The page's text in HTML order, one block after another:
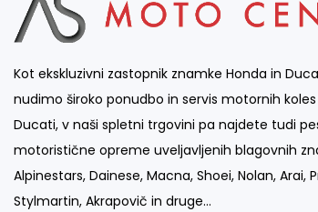
Kot ekskluzivni zastopnik znamke Honda in
nudimo široko ponudbo in servis motornih koles
Ducati, v naši spletni trgovini pa najdete tudi
motoristične opreme uveljavljenih blagovnih
Alpinestars, Dainese, Macna, Shoei, Nolan, Arai,
Stylmartin, Akrapovič in druge…